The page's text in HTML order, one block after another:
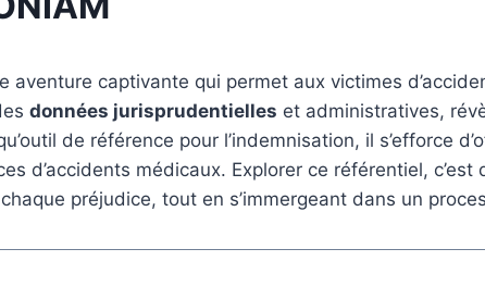
aventure captivante qui permet aux victimes
données jurisprudentielles et administratives,
de référence pour l’indemnisation, il s’efforce
d’accidents médicaux. Explorer ce référentiel,
préjudice, tout en s’immergeant dans un